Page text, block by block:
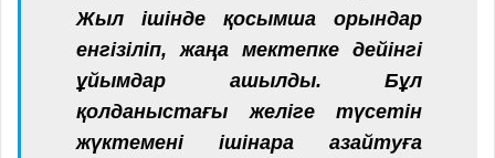
Жыл ішінде қосымша орындар
енгізіліп, жаңа мектепке дейінгі
ұйымдар ашылды. Бұл
қолданыстағы желіге түсетін
жүктемені ішінара азайтуға